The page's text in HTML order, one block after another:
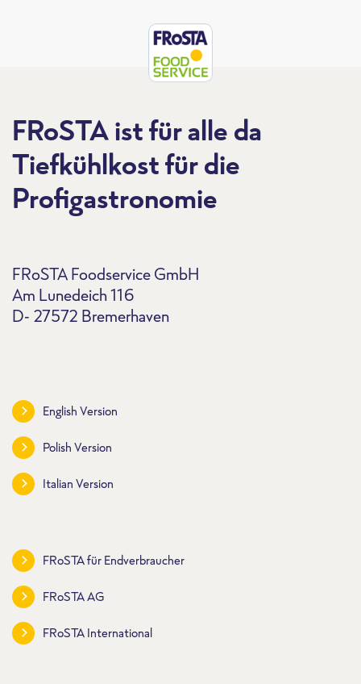
FRoSTA ist für alle da
Tiefkühlkost für die
Profigastronomie
FRoSTA Foodservice GmbH
Am Lunedeich 116
D- 27572 Bremerhaven
English Version
Polish Version
Italian Version
FRoSTA für Endverbraucher
FRoSTA AG
FRoSTA International